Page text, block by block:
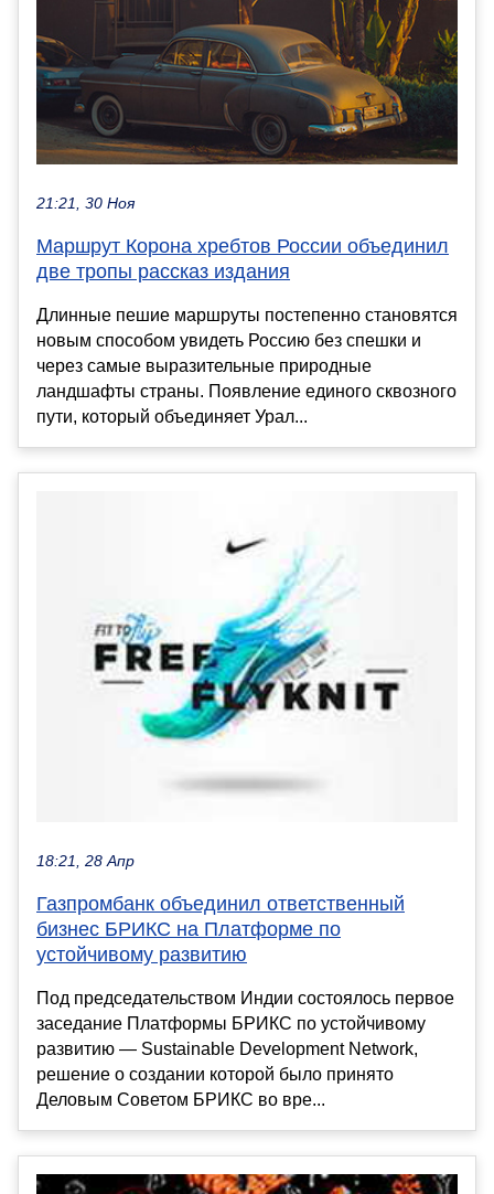
21:21, 30 Ноя
Маршрут Корона хребтов России объединил
две тропы рассказ издания
Длинные пешие маршруты постепенно становятся
новым способом увидеть Россию без спешки и
через самые выразительные природные
ландшафты страны. Появление единого сквозного
пути, который объединяет Урал...
18:21, 28 Апр
Газпромбанк объединил ответственный
бизнес БРИКС на Платформе по
устойчивому развитию
Под председательством Индии состоялось первое
заседание Платформы БРИКС по устойчивому
развитию — Sustainable Development Network,
решение о создании которой было принято
Деловым Советом БРИКС во вре...